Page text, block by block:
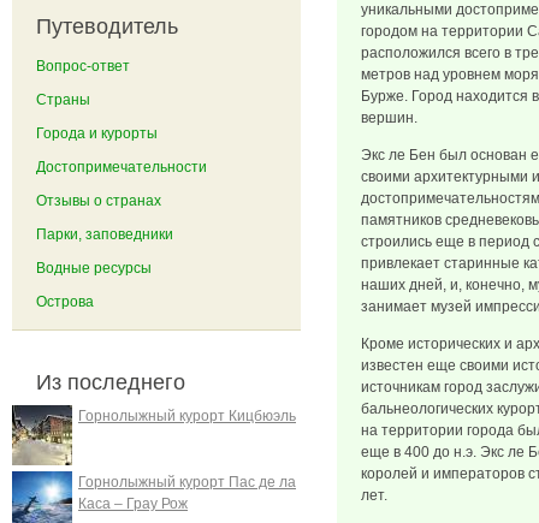
уникальными
городом на территории
расположился всего в
метров над уровнем
Бурже. Город находится
вершин.
Экс ле Бен был основан
своими архитектурными
памятников
строились еще в период
привлекает старинные
наших дней, и, конечно,
занимает музей
Кроме исторических и
известен еще своими
источникам город
бальнеологических
на территории города
еще в 400 до н.э. Экс ле
королей и императоров
лет.
Путеводитель
Вопрос-ответ
Страны
Города и курорты
Достопримечательности
Отзывы о странах
Парки, заповедники
Водные ресурсы
Острова
Из последнего
Горнолыжный курорт Кицбюэль
Горнолыжный курорт Пас де ла
Каса – Грау Рож